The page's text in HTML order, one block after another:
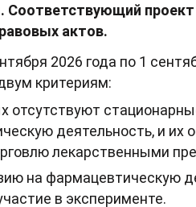
Соответствующий
актов.
2026 года по 1
критериям:
отсутствуют
деятельность, и их
лекарственными
на фармацевтическую
в эксперименте.